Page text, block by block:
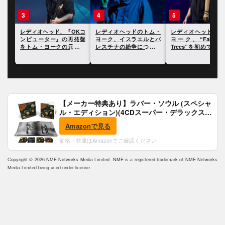
3
レディオヘッド、『OKコ
ンピューター』の再発盤
をトム・ヨークの元妻に
4
レディオヘッドのトム・
ヨーク、イスラエルとパ
レスチナの紛争について
5
レディオヘッドの
ヨーク、“Fake
Trees”を初めて聴
【メーカー特典あり】ラバー・ソウル (スペシャ
ル・エディション)(4CDスーパー・デラックス)
(完全生産限定盤)(SHM-CD)(特典:B2ポスター付)
Amazonで見る
価格・在庫はAmazonでご確認ください
Copyright © 2026 NME Networks Media Limited. NME is a registered trademark of NME Networks
Media Limited being used under licence.